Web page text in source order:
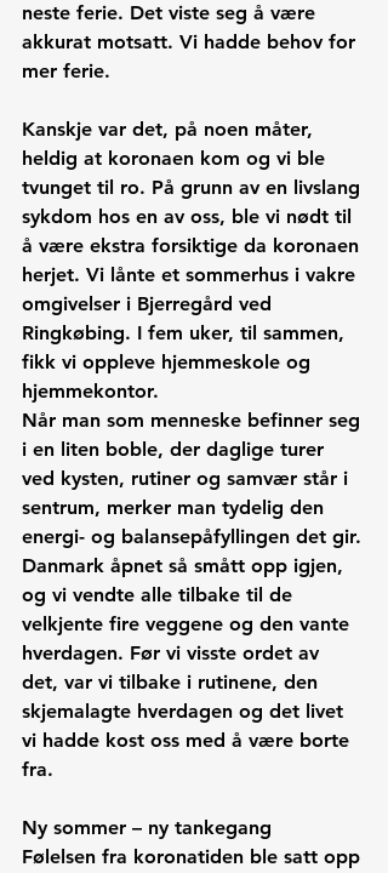
neste ferie. Det viste seg å være
akkurat motsatt. Vi hadde behov for
mer ferie.
Kanskje var det, på noen måter,
heldig at koronaen kom og vi ble
tvunget til ro. På grunn av en livslang
sykdom hos en av oss, ble vi nødt til
å være ekstra forsiktige da koronaen
herjet. Vi lånte et sommerhus i vakre
omgivelser i Bjerregård ved
Ringkøbing. I fem uker, til sammen,
fikk vi oppleve hjemmeskole og
hjemmekontor.
Når man som menneske befinner seg
i en liten boble, der daglige turer
ved kysten, rutiner og samvær står i
sentrum, merker man tydelig den
energi- og balansepåfyllingen det gir.
Danmark åpnet så smått opp igjen,
og vi vendte alle tilbake til de
velkjente fire veggene og den vante
hverdagen. Før vi visste ordet av
det, var vi tilbake i rutinene, den
skjema­lagte hverdagen og det livet
vi hadde kost oss med å være borte
fra.
Ny sommer – ny tankegang
Følelsen fra koronatiden ble satt opp